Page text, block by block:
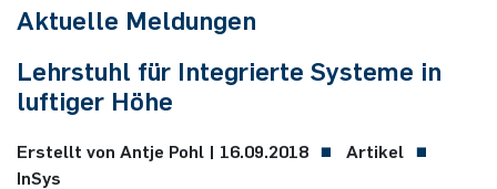
Aktuelle Meldungen
Lehrstuhl für Integrierte Systeme in
luftiger Höhe
Erstellt von Antje Pohl | 16.09.2018
Artikel
InSys
6GEM
Terahertz-NRW
Slowakei
Spanien
Tschechien
Studienfachberatung
Prüfungsamt ETIT